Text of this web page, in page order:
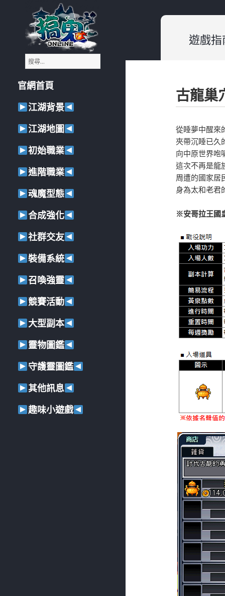
《搞鬼Online》遊戲小百科
搜
尋
鍵
:
官網首頁
江湖背景
江湖地圖
初始職業
進階職業
魂魔型態
合成強化
社群交友
裝備系統
召喚強靈
競賽活動
大型副本
靈物圖鑑
守護靈圖鑑
其他訊息
趣味小遊戲
遊戲指
古龍巢
從睡夢中醒來
夾帶沉睡已久
向中原世界咆
這次不再是龍
周遭的國家居
身為太和老君
※安哥拉王國